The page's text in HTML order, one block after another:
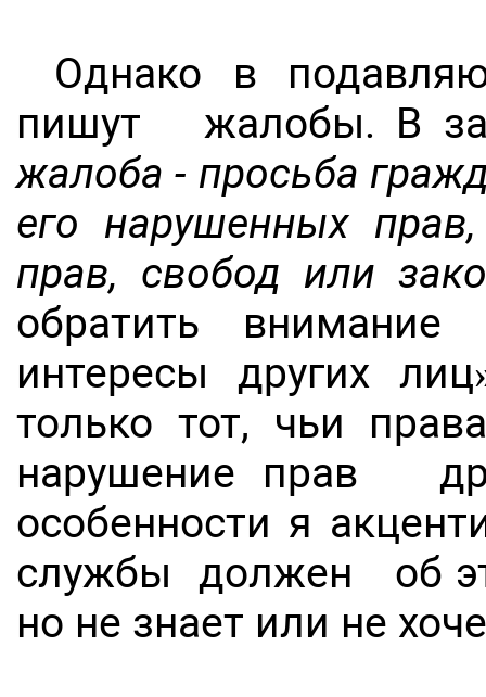
Однако в
пишут жалобы. В
жалоба - просьба
его нарушенных
прав, свобод или
обратить
интересы других
только тот, чьи
нарушение прав
особенности я
службы должен об
но не знает или не